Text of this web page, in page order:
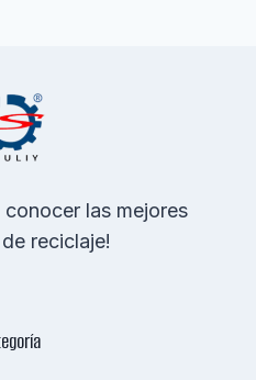
conocer las mejores
reciclaje!